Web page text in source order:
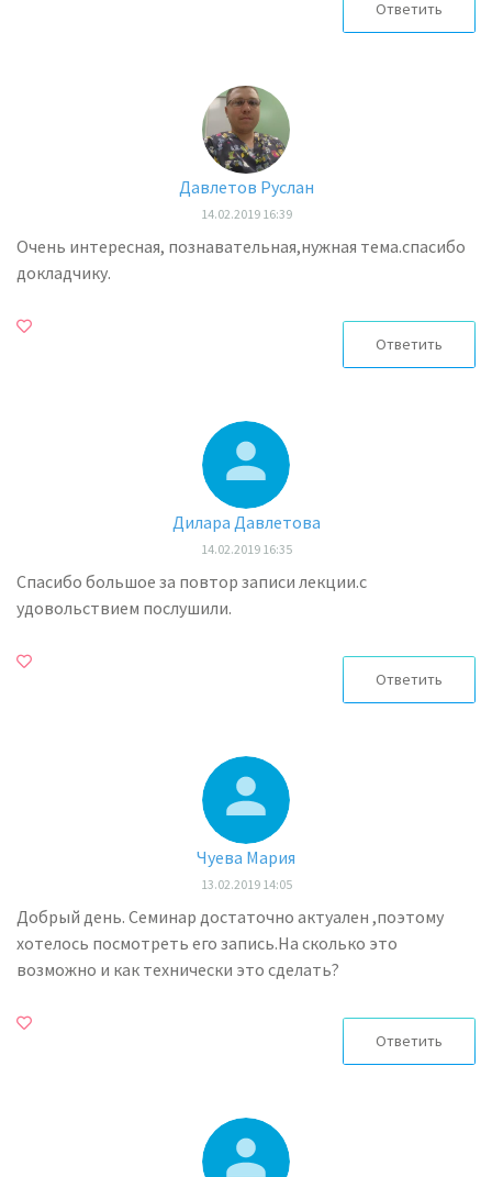
Ответить
Давлетов Руслан
14.02.2019 16:39
Очень интересная, познавательная,нужная тема.спасибо
докладчику.
Ответить
Дилара Давлетова
14.02.2019 16:35
Спасибо большое за повтор записи лекции.с
удовольствием послушили.
Ответить
Чуева Мария
13.02.2019 14:05
Добрый день. Семинар достаточно актуален ,поэтому
хотелось посмотреть его запись.На сколько это
возможно и как технически это сделать?
Ответить